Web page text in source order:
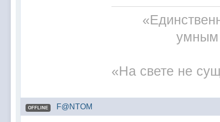
умным
«На свете не
OFFLINE F@NTOM